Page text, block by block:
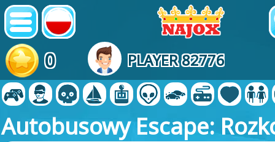
0 PLAYER 82776
Autobusowy Escape: